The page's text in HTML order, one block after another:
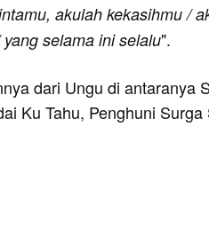
akulah kekasihmu /
selama ini selalu".
dari Ungu di antaranya
Ku Tahu, Penghuni